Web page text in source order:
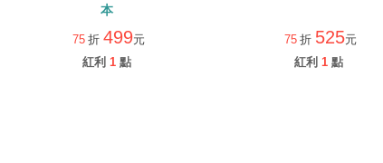
本
75 折 499元
紅利 1 點
75 折 525元
紅利 1 點